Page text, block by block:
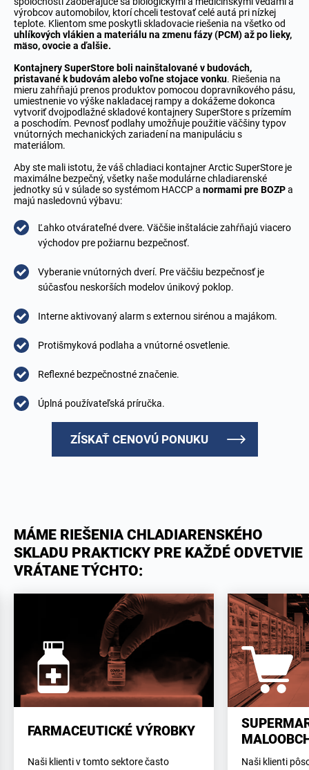
výrobcov automobilov, ktorí chceli testovať celé autá pri nízkej
teplote. Klientom sme poskytli skladovacie riešenia na všetko od
uhlíkových vlákien a materiálu na zmenu fázy (PCM) až po lieky,
mäso, ovocie a ďalšie.
Kontajnery SuperStore boli nainštalované v budovách,
pristavané k budovám alebo voľne stojace vonku. Riešenia na
mieru zahŕňajú prenos produktov pomocou dopravníkového pásu,
umiestnenie vo výške nakladacej rampy a dokážeme dokonca
vytvoriť dvojpodlažné skladové kontajnery SuperStore s prízemím
a poschodím. Pevnosť podlahy umožňuje použitie väčšiny typov
vnútorných mechanických zariadení na manipuláciu s
materiálom.
Aby ste mali istotu, že váš chladiaci kontajner Arctic SuperStore je
maximálne bezpečný, všetky naše modulárne chladiarenské
jednotky sú v súlade so systémom HACCP a normami pre BOZPa
majú nasledovnú výbavu:
Ľahko otvárateľné dvere. Väčšie inštalácie zahŕňajú viacero
východov pre požiarnu bezpečnosť.
Vyberanie vnútorných dverí. Pre väčšiu bezpečnosť je
súčasťou neskorších modelov únikový poklop.
Interne aktivovaný alarm s externou sirénou a majákom.
Protišmyková podlaha a vnútorné osvetlenie.
Reflexné bezpečnostné značenie.
Úplná používateľská príručka.
ZÍSKAŤ CENOVÚ PONUKU
MÁME RIEŠENIA CHLADIARENSKÉHO
SKLADU PRAKTICKY PRE KAŽDÉ ODVETVIE
VRÁTANE TÝCHTO:
FARMACEUTICKÉ VÝROBKY
Naši klienti v tomto sektore často
Naši klienti